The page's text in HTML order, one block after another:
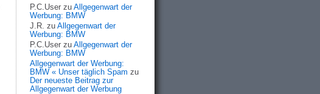
P.C.User zu Allgegenwart der
Werbung: BMW
J.R. zu Allgegenwart der
Werbung: BMW
P.C.User zu Allgegenwart der
Werbung: BMW
Allgegenwart der Werbung:
BMW « Unser täglich Spam zu
Der neueste Beitrag zur
Allgegenwart der Werbung